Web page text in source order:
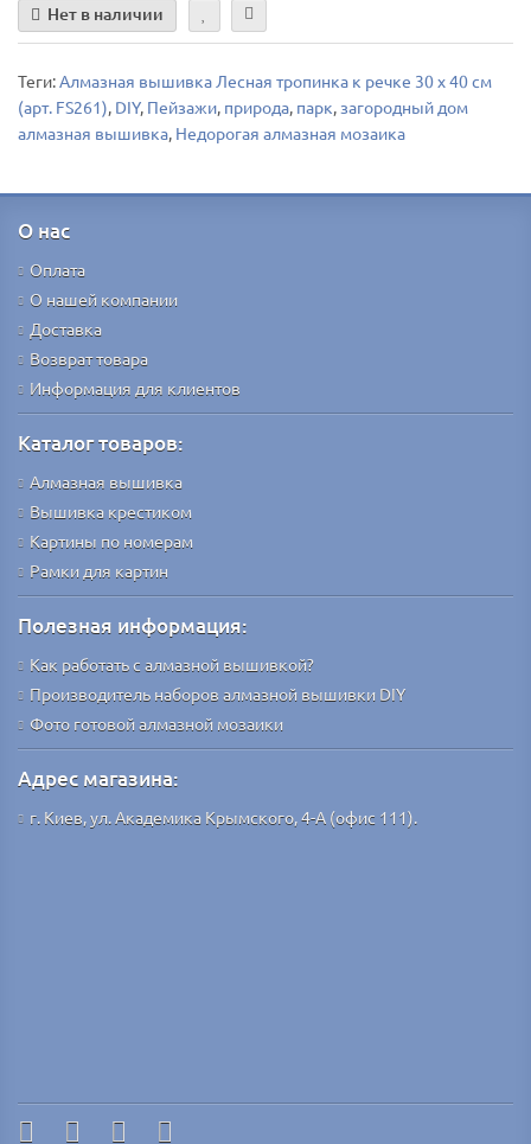
Нет в наличии
Теги:Алмазная вышивка Лесная тропинка к речке 30 х 40 см
(арт. FS261), DIY, Пейзажи, природа, парк, загородный дом
алмазная вышивка, Недорогая алмазная мозаика
О нас
Оплата
О нашей компании
Доставка
Возврат товара
Информация для клиентов
Каталог товаров:
Алмазная вышивка
Вышивка крестиком
Картины по номерам
Рамки для картин
Полезная информация:
Как работать с алмазной вышивкой?
Производитель наборов алмазной вышивки DIY
Фото готовой алмазной мозаики
Адрес магазина:
г. Киев, ул. Академика Крымского, 4-А (офис 111).